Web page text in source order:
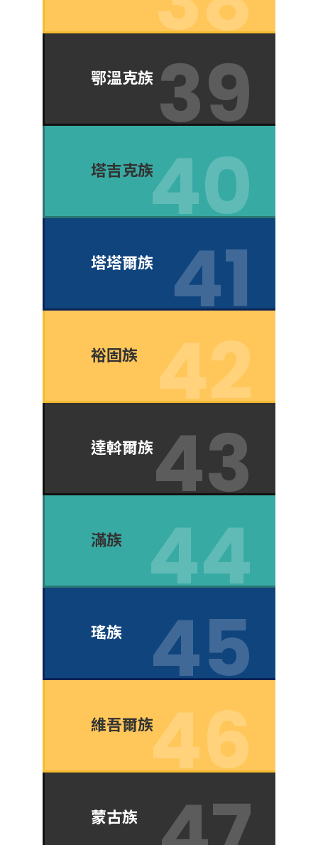
鄂溫克族
塔吉克族
塔塔爾族
裕固族
達斡爾族
滿族
瑤族
維吾爾族
蒙古族